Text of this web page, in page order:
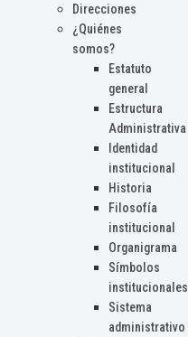
Direcciones
¿Quiénes
somos?
Estatuto
general
Estructura
Administrativa
Identidad
institucional
Historia
Filosofía
institucional
Organigrama
Símbolos
institucionales
Sistema
administrativo